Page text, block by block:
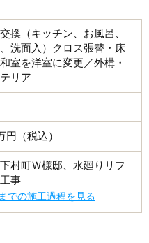
換（キッチン、お風呂、
、洗面入）クロス張替・床
室を洋室に変更／外構・
リア
円（税込）
村町Ｗ様邸、水廻りリフ
事
での施工過程を見る